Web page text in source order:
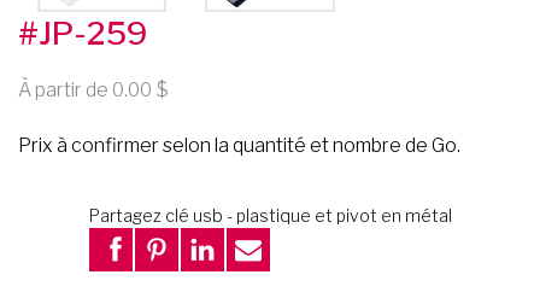
#JP-259
À partir de 0.00
Prix à confirmer selon la quantité et nombre de Go.
Partagez clé usb - plastique et pivot en métal